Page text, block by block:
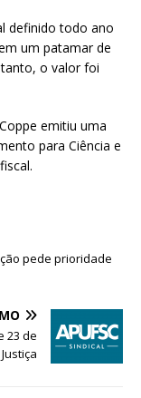
definido todo ano
um patamar de
o valor foi
emitiu uma
para Ciência e
pede prioridade
23 de